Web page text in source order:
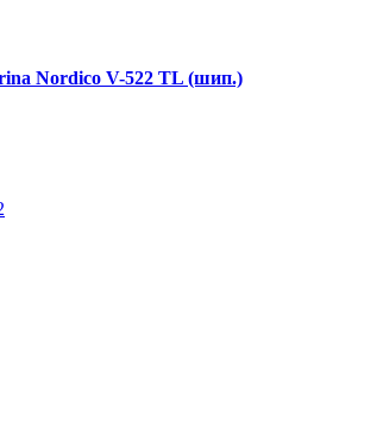
Nordico V-522 TL (шип.)